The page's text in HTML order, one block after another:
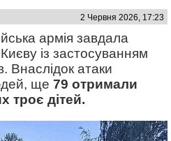
2 Червня 2026, 17:23
армія завдала
із застосуванням
Внаслідок атаки
ще 79 отримали
троє дітей.